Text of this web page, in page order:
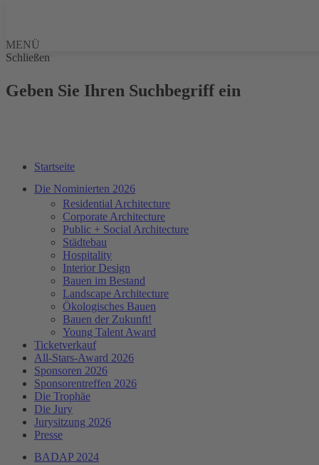
MENÜ
Schließen
Geben Sie Ihren Suchbegriff ein
Startseite
Die Nominierten 2026
Residential Architecture
Corporate Architecture
Public + Social Architecture
Städtebau
Hospitality
Interior Design
Bauen im Bestand
Landscape Architecture
Ökologisches Bauen
Bauen der Zukunft!
Young Talent Award
Ticketverkauf
All-Stars-Award 2026
Sponsoren 2026
Sponsorentreffen 2026
Die Trophäe
Die Jury
Jurysitzung 2026
Presse
BADAP 2024